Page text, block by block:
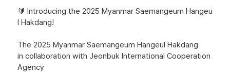
🔰 Introducing the 2025 Myanmar Saemangeum Hangeu
l Hakdang!
The 2025 Myanmar Saemangeum Hangeul Hakdang
in collaboration with Jeonbuk International Cooperation
Agency